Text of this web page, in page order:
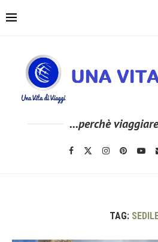
...perchè
TAG: